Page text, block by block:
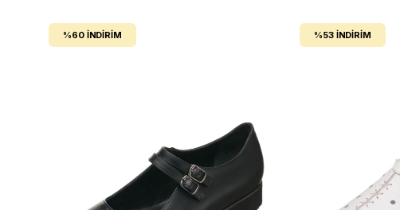
%60 İNDIRIM %53 İNDIRIM